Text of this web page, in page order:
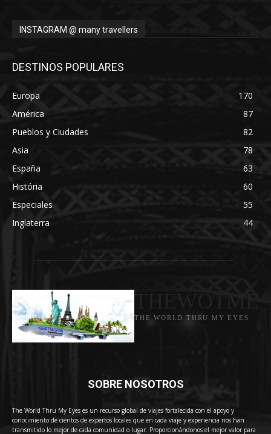
INSTAGRAM @ many travellers
DESTINOS POPULARES
Europa
170
América
87
Pueblos y Ciudades
82
Asia
78
España
63
História
60
Especiales
55
Inglaterra
44
THE WORLD THRU MY EYES
SOBRE NOSOTROS
The World Thru My Eyes es un recurso global de viajes fortalecida con el apoyo y
conocimiento de cientos de expertos locales que en cada viaje y experiencia nos han
transmitido lo mejor de cada comunidad o lugar. Proporcionándonos el mejor valor para